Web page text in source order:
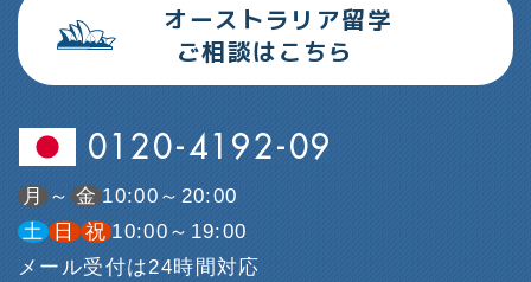
オーストラリア留学
ご相談はこちら
0120-4192-09
月 ～ 金 10:00～20:00
土 日 祝 10:00～19:00
メール受付は24時間対応